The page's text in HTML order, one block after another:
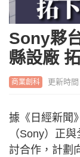
Sony夥
縣設廠
商業創科 更新時
據《日經新聞
（Sony）正
討合作，計劃